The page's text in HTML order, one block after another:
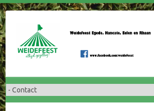
Doorgaan
naar
inhoud